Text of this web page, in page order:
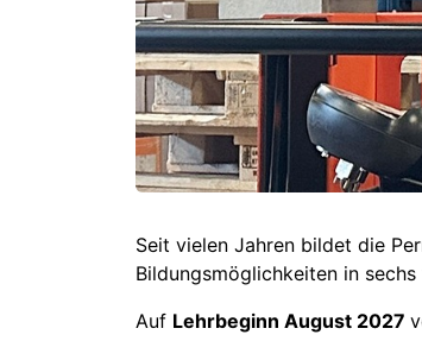
Seit vielen Jahren bildet die
Bildungsmöglichkeiten in
Auf Lehrbeginn August 2027